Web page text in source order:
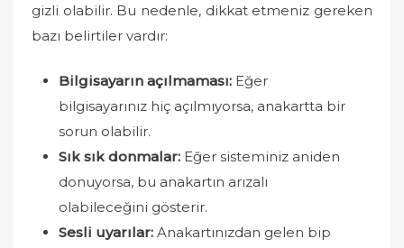
gizli olabilir. Bu nedenle, dikkat etmeniz gereken
bazı belirtiler vardır:
Bilgisayarın açılmaması: Eğer
bilgisayarınız hiç açılmıyorsa, anakartta bir
sorun olabilir.
Sık sık donmalar: Eğer sisteminiz aniden
donuyorsa, bu anakartın arızalı
olabileceğini gösterir.
Sesli uyarılar: Anakartınızdan gelen bip